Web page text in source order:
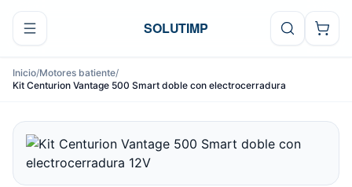
Ir al contenido
SOLUTIMP
Inicio/Motores batiente/
Kit Centurion Vantage 500 Smart doble con electrocerradura